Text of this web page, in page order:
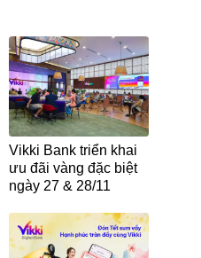
Vikki Bank triển khai
ưu đãi vàng đặc biệt
ngày 27 & 28/11